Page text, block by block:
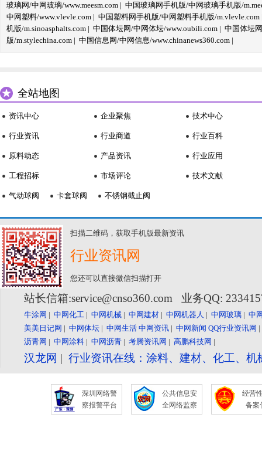
玻璃网/中网玻璃/www.meesm.com | 中国玻璃网手机版/中网玻璃手机版/
中网塑料/www.vlevle.com | 中国塑料网手机版/中网塑料手机版/m.vlevle.com
机版/m.sinoasphalts.com | 中国体坛网/中网体坛/www.oubili.com | 中国体坛
版/m.stylechina.com | 中国信息网/中网信息/www.chinanews360.com |
全站地图
资讯中心
行业资讯
原料动态
工程招标
企业聚焦
行业商道
产品资讯
市场评论
技术中心
行业百科
行业应用
技术文献
气动球阀 卡套球阀 不锈钢截止阀
扫描二维码，获取手机版最新资讯
行业资讯网
您还可以直接微信扫描打开
站长信箱:service@cnso360.com 业务QQ:
牛涂网 | 中网化工 | 中网机械 | 中网建材 | 中网机器人 | 中网玻璃 | 中
美美日记网 | 中网体坛 | 中网生活 中网资讯 | 中网新闻 QQ行业资讯网
沥青网 | 中网涂料 | 中网沥青 | 考腾资讯网 | 高鹏科技网 |
汉龙网 | 行业资讯在线：涂料、建材、化工、
深圳网络警
察报警平台
公共信息安
全网络监察
经营
备案